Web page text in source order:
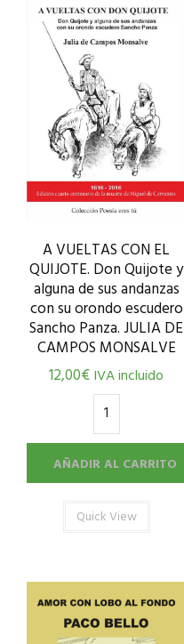
A VUELTAS CON EL
QUIJOTE. Don Quijote y
alguna de sus andanzas
con su orondo escudero
Sancho Panza. JULIA DE
CAMPOS MONSALVE
12,00€IVA incluido
AÑADIR AL CARRITO
Quick View